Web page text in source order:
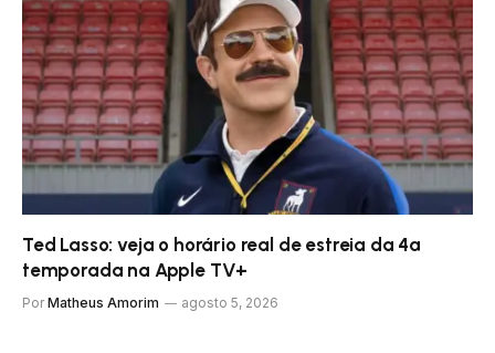
Ted Lasso: veja o horário real de estreia da 4ª
temporada na Apple TV+
Por Matheus Amorim agosto 5, 2026